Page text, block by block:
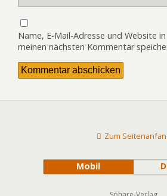
Name, E-Mail-Adresse und Website
meinen nächsten Kommentar
Zum
Mobil